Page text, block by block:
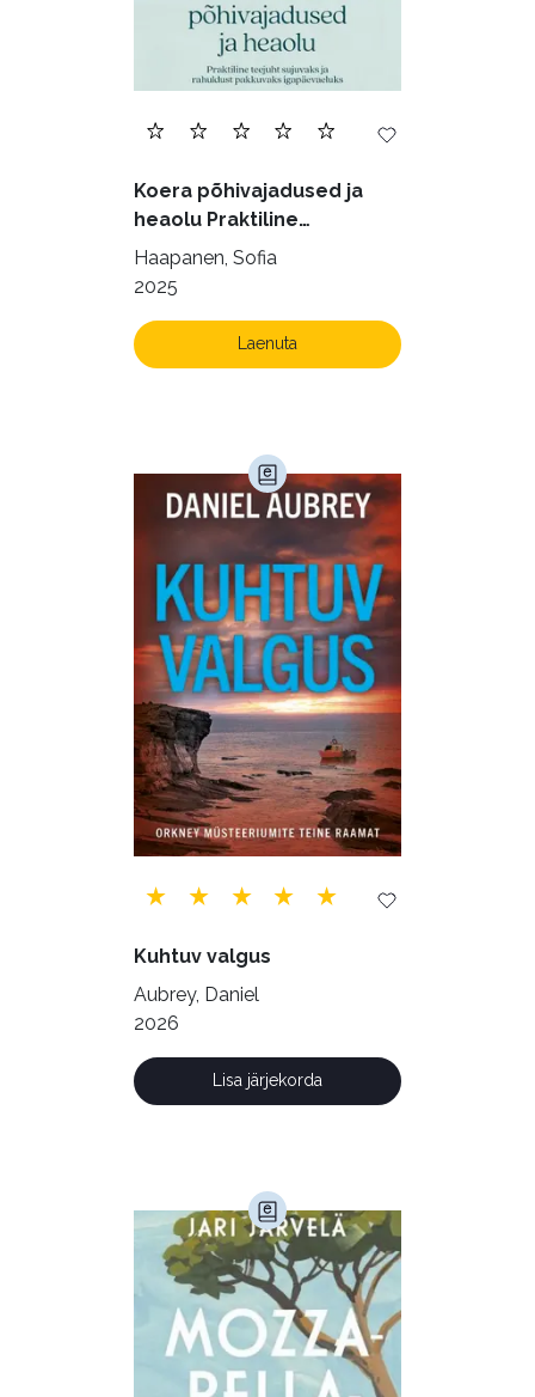
Geograafia (65)
Haridus (20)
Ilukirjandus (4256)
Krimi ja põnevik (1285)
Kultuur ja teadus (45)
Kunst ja looming (86)
Laste- ja noortekirjandus (580)
Maamajandus (24)
Majandus (34)
Perioodika (15)
Psühholoogia (185)
Rahandus (46)
Religioon (107)
Siseturvalisus (34)
Sport (52)
Tehnika (6)
Telekommunikatsioon (9)
Tervis (147)
Transport (8)
Ulme ja fantaasia (244)
Koera põhivajadused ja
heaolu Praktiline
käsiraamat sujuvaks ja
rahuldust pakkuvaks
Haapanen, Sofia
2025
Laenuta
Kuhtuv valgus
Aubrey, Daniel
2026
Lisa järjekorda